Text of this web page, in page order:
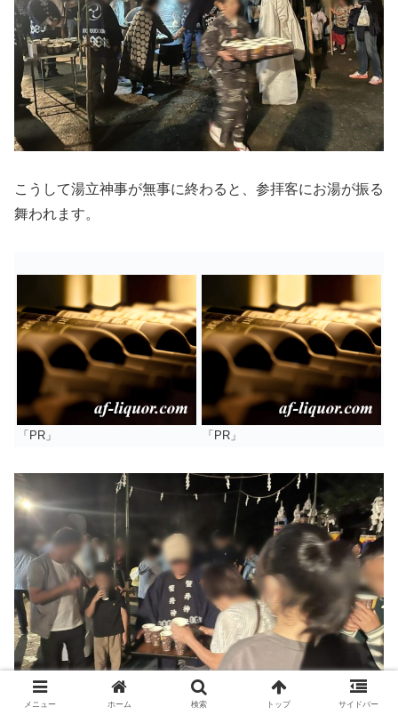
こうして湯立神事が無事に終わると、参拝客にお湯が振る
舞われます。
「PR」 「PR」
メニュー ホーム 検索 トップ サイドバー